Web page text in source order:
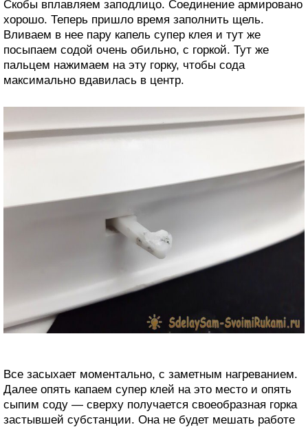
Скобы вплавляем заподлицо. Соединение армировано
хорошо. Теперь пришло время заполнить щель.
Вливаем в нее пару капель супер клея и тут же
посыпаем содой очень обильно, с горкой. Тут же
пальцем нажимаем на эту горку, чтобы сода
максимально вдавилась в центр.
Все засыхает моментально, с заметным нагреванием.
Далее опять капаем супер клей на это место и опять
сыпим соду — сверху получается своеобразная горка
застывшей субстанции. Она не будет мешать работе